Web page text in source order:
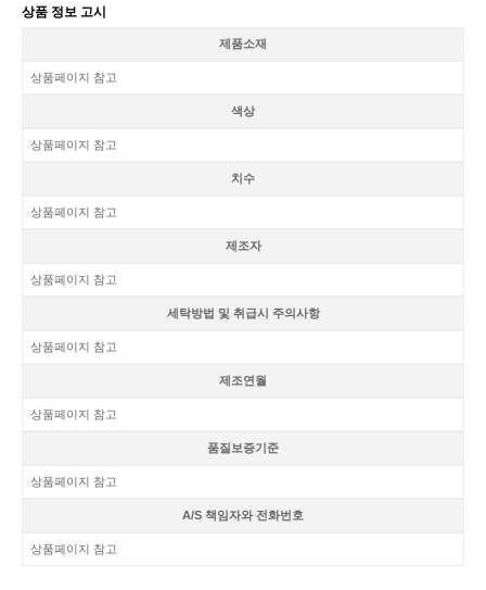
상품 정보 고시
제품소재
상품페이지 참고
색상
상품페이지 참고
치수
상품페이지 참고
제조자
상품페이지 참고
세탁방법 및 취급시 주의사항
상품페이지 참고
제조연월
상품페이지 참고
품질보증기준
상품페이지 참고
A/S 책임자와 전화번호
상품페이지 참고